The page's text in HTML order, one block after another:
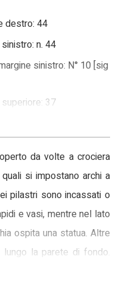
destro: 44
n. 44
sinistro: N° 10 [sig
37
da volte a crociera
si impostano archi a
pilastri sono incassati o
e vasi, mentre nel lato
ospita una statua. Altre
la parete di fondo.
è fissato un trionfo